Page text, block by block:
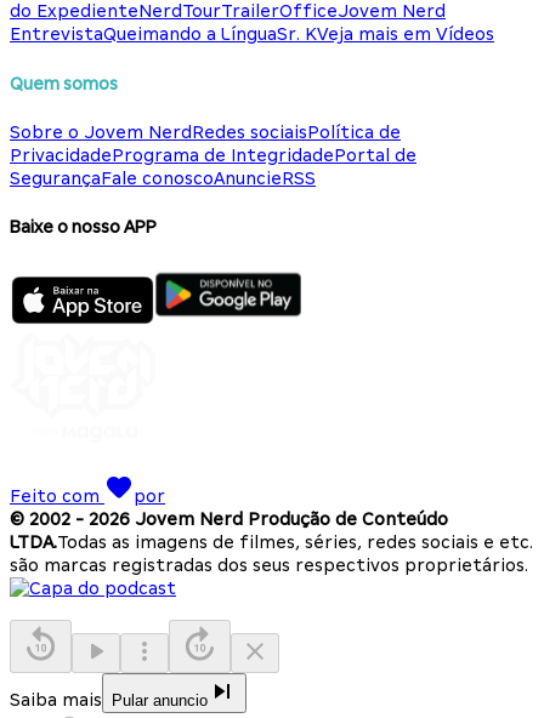
do ExpedienteNerdTourTrailerOfficeJovem Nerd
EntrevistaQueimando a LínguaSr. KVeja mais em Vídeos
Quem somos
Sobre o Jovem NerdRedes sociaisPolítica de
PrivacidadePrograma de IntegridadePortal de
SegurançaFale conoscoAnuncieRSS
Baixe o nosso APP
Feito com
por
© 2002 - 2026 Jovem Nerd Produção de Conteúdo
LTDA.Todas as imagens de filmes, séries, redes sociais e etc.
são marcas registradas dos seus respectivos proprietários.
Saiba mais Pular anuncio